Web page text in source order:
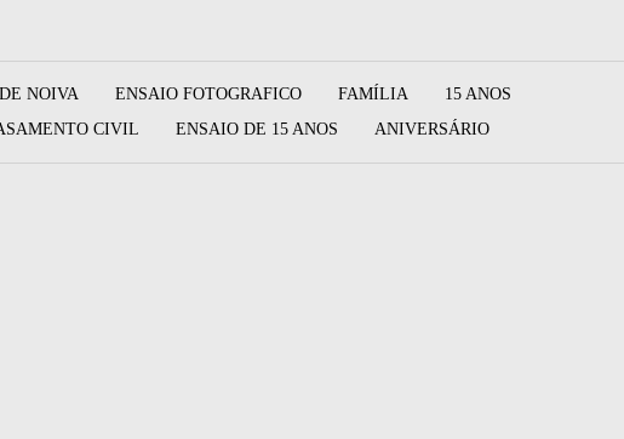
NOIVA ENSAIO FOTOGRAFICO FAMÍLIA
15 ANOS
CIVIL ENSAIO DE 15 ANOS ANIVERSÁRIO